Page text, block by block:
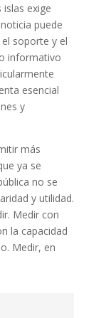
exige
puede
soporte y el
informativo
esencial
y
más
ya se
no se
y utilidad.
Medir con
la capacidad
Medir, en